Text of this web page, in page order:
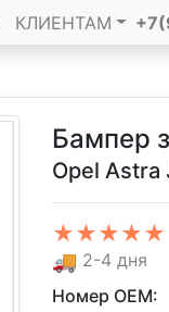
КЛИЕНТАМ
Бампер
Opel Astra
★★★★★
🚚 2-4 дня
Номер OEM: